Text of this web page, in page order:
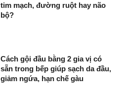
tim mạch, đường ruột hay não
bộ?
Cách gội đầu bằng 2 gia vị có
sẵn trong bếp giúp sạch da đầu,
giảm ngứa, hạn chế gàu